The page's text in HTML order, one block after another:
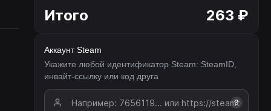
Итого 263 ₽
Аккаунт Steam
Укажите любой идентификатор Steam: SteamID,
инвайт-ссылку или код друга
?